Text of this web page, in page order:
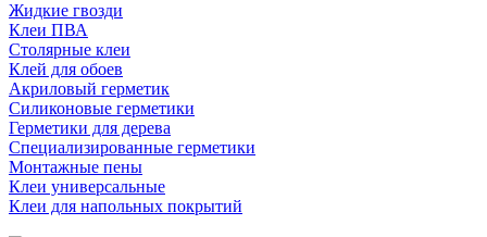
Жидкие гвозди
Клеи ПВА
Столярные клеи
Клей для обоев
Акриловый герметик
Силиконовые герметики
Герметики для дерева
Специализированные герметики
Монтажные пены
Клеи универсальные
Клеи для напольных покрытий